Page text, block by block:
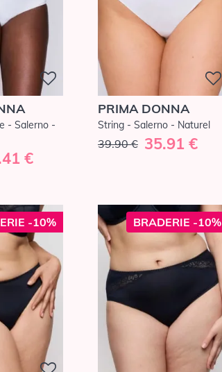
- Salerno -
€
PRIMA DONNA
String - Salerno - Naturel
39.90 € 35.91 €
-10% BRADERIE -10%